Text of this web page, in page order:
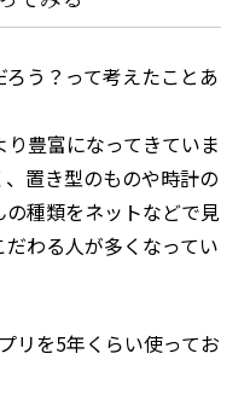
う？って考えたことあ
豊富になってきていま
置き型のものや時計の
種類をネットなどで見
わる人が多くなってい
リを5年くらい使ってお